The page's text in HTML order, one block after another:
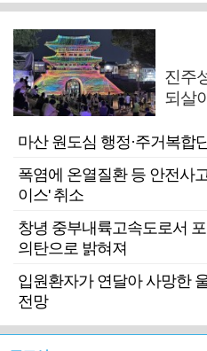
진주
되살
마산 원도심 행정·주거복합
폭염에 온열질환 등 안전사
이스' 취소
창녕 중부내륙고속도로서
의탄으로 밝혀져
입원환자가 연달아 사망한
전망